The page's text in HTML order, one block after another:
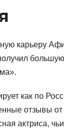
карьеру
как по
отзывы
актриса,